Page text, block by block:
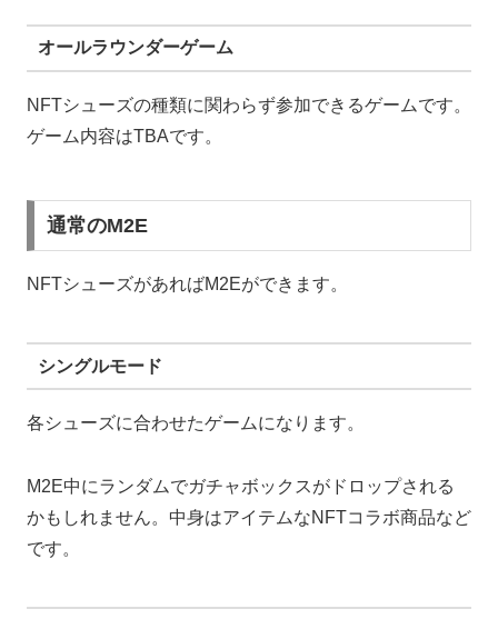
オールラウンダーゲーム
NFTシューズの種類に関わらず参加できるゲームです。
ゲーム内容はTBAです。
通常のM2E
NFTシューズがあればM2Eができます。
シングルモード
各シューズに合わせたゲームになります。
M2E中にランダムでガチャボックスがドロップされる
かもしれません。中身はアイテムなNFTコラボ商品など
です。